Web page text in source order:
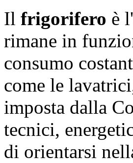
Il frigorifero è
rimane in
consumo
come le
imposta dalla
tecnici,
di orientarsi